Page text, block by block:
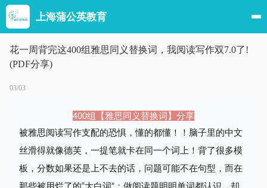
上海蒲公英教育
花一周背完这400组雅思同义替换词，我阅读写作双7.0了!
(PDF分享)
03/03
400组【雅思同义替换词】分享
被雅思阅读写作支配的恐惧，懂的都懂！！脑子里的中文
丝滑得就像德芙，一提笔就卡在同一个词上！背了很多模
板，分数如果还是上不去的话，问题可能不在句型，而在
那些被用烂了的“大白词”；做阅读题明明单词都认识，却